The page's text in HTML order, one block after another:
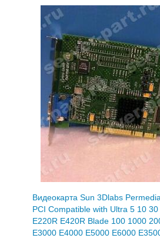
Видеокарта Sun 3Dlabs
PCI Compatible with Ultra 5 10
E220R E420R Blade 100 1000
E3000 E4000 E5000 E6000